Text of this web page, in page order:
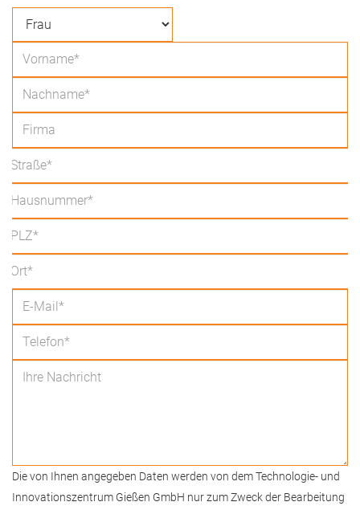
Die von Ihnen angegeben Daten werden von dem Technologie- und
Innovationszentrum Gießen GmbH nur zum Zweck der Bearbeitung